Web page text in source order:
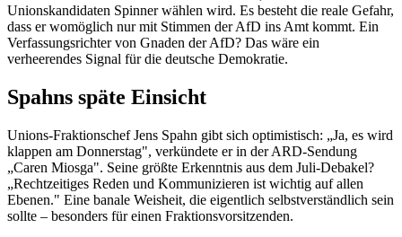
Unionskandidaten Spinner wählen wird. Es besteht die reale Gefahr,
dass er womöglich nur mit Stimmen der AfD ins Amt kommt. Ein
Verfassungsrichter von Gnaden der AfD? Das wäre ein
verheerendes Signal für die deutsche Demokratie.
Spahns späte Einsicht
Unions-Fraktionschef Jens Spahn gibt sich optimistisch: „Ja, es wird
klappen am Donnerstag", verkündete er in der ARD-Sendung
„Caren Miosga". Seine größte Erkenntnis aus dem Juli-Debakel?
„Rechtzeitiges Reden und Kommunizieren ist wichtig auf allen
Ebenen." Eine banale Weisheit, die eigentlich selbstverständlich sein
sollte – besonders für einen Fraktionsvorsitzenden.